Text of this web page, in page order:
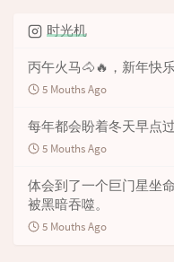
次
数:
时光机
丙午火马🐴🔥，新年快
5 Mouths Ago
每年都会盼着冬天早点过
5 Mouths Ago
体会到了一个巨门星坐
被黑暗吞噬。
5 Mouths Ago